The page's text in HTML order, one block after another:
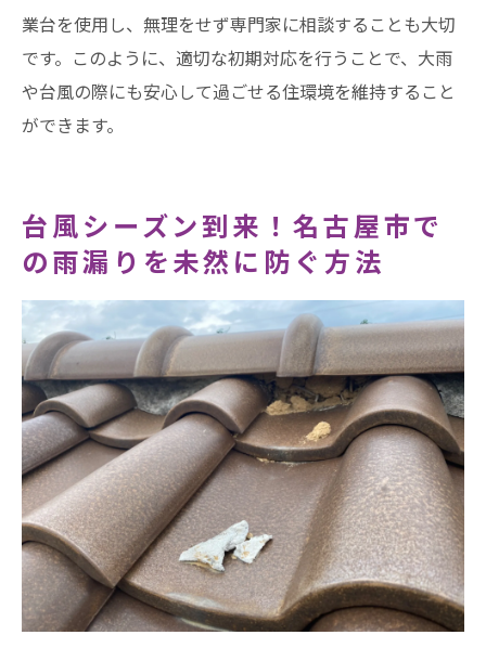
業台を使用し、無理をせず専門家に相談することも大切
です。このように、適切な初期対応を行うことで、大雨
や台風の際にも安心して過ごせる住環境を維持すること
ができます。
台風シーズン到来！名古屋市で
の雨漏りを未然に防ぐ方法